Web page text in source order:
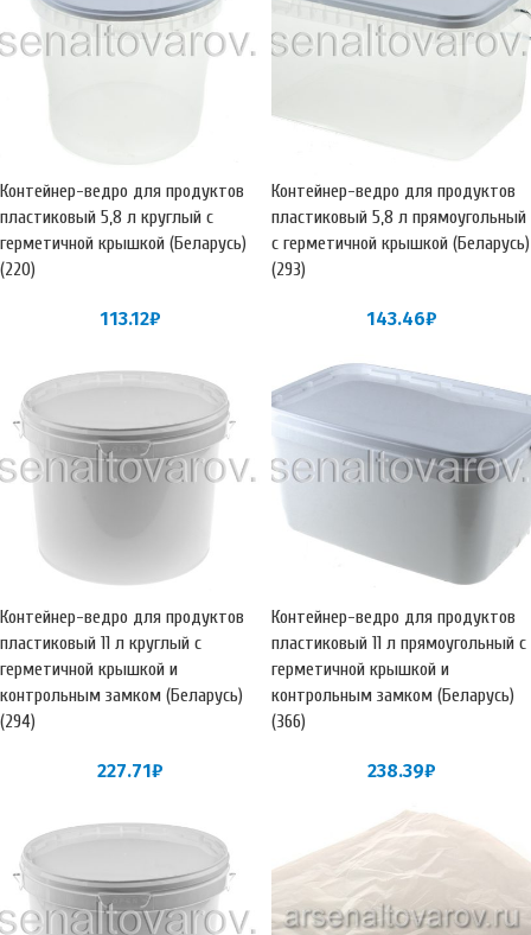
Контейнер-ведро для продуктов
пластиковый 5,8 л круглый с
герметичной крышкой (Беларусь)
(220)
113.12₽
Контейнер-ведро для продуктов
пластиковый 5,8 л прямоугольный
с герметичной крышкой (Беларусь)
(293)
143.46₽
Контейнер-ведро для продуктов
пластиковый 11 л круглый с
герметичной крышкой и
контрольным замком (Беларусь)
(294)
227.71₽
Контейнер-ведро для продуктов
пластиковый 11 л прямоугольный с
герметичной крышкой и
контрольным замком (Беларусь)
(366)
238.39₽